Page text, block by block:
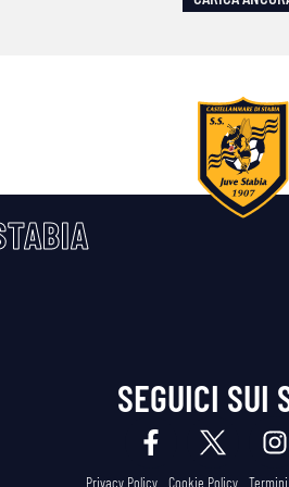
SEGUICI SUI
Privacy Policy Cookie Policy